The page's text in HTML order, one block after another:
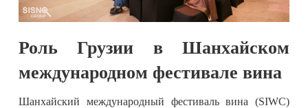
Роль Грузии в Шанхайском
международном фестивале вина
Шанхайский международный фестиваль вина (SIWC)